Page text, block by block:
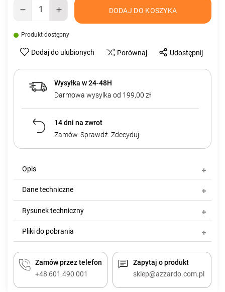
DODAJ DO KOSZYKA
Produkt dostępny
Dodaj do ulubionych Porównaj Udostępnij
Wysyłka w 24-48H
Darmowa wysylka od 199,00 zł
14 dni na zwrot
Zamów. Sprawdź. Zdecyduj.
Opis
Dane techniczne
Rysunek techniczny
Pliki do pobrania
Zamów przez telefon
+48 601 490 001
Zapytaj o produkt
sklep@azzardo.com.pl